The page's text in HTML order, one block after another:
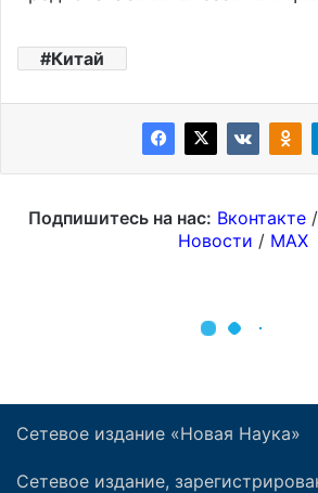
Сетевое издание «Новая Наука»
Сетевое издание,